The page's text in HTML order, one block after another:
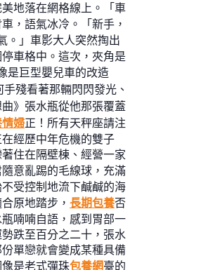
地落在網格線上。「車
，語氣冰冷。「新手，
。」車影大人突然掏出
車格中。這次，夾角是
是巨型嬰兒車的改造
殘看著那輛閃閃發光、
》張水瓶從他那張覆蓋
婦正！所有天秤座請注
經歷中年危機的雙子
住在隔壁棟、經營一家
意亂踢的毛線球，充滿
受控制地流下鹹鹹的海
原地踏步， 長期包養否
喃喃自語，感到胃部一
跌至百分之二十，張水
單戀就會變成某種具備
是老式彈珠包養網臺的